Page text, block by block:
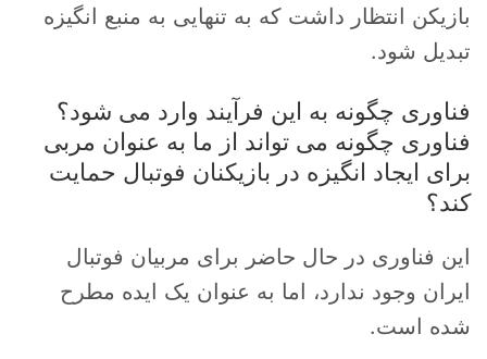
بازیکن انتظار داشت که به تنهایی به منبع انگیزه
تبدیل شود.
فناوری چگونه به این فرآیند وارد می شود؟
فناوری چگونه می تواند از ما به عنوان مربی
برای ایجاد انگیزه در بازیکنان فوتبال حمایت
کند؟
این فناوری در حال حاضر برای مربیان فوتبال
ایران وجود ندارد، اما به عنوان یک ایده مطرح
شده است.